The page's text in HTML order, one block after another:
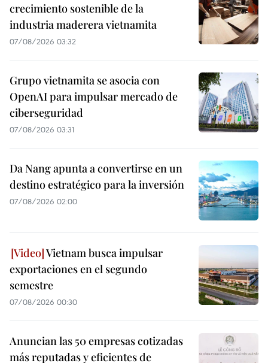
crecimiento sostenible de la
industria maderera vietnamita
07/08/2026 03:32
Grupo vietnamita se asocia con
OpenAI para impulsar mercado de
ciberseguridad
07/08/2026 03:31
Da Nang apunta a convertirse en un
destino estratégico para la inversión
07/08/2026 02:00
Vietnam busca impulsar
exportaciones en el segundo
semestre
07/08/2026 00:30
Anuncian las 50 empresas cotizadas
más reputadas y eficientes de